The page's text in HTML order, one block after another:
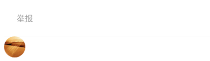
举报